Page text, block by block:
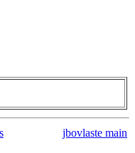
jbovlaste main